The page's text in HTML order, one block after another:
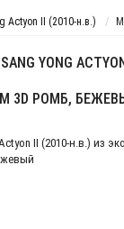
Actyon II (2010-н.в.)
YONG
3D РОМБ,